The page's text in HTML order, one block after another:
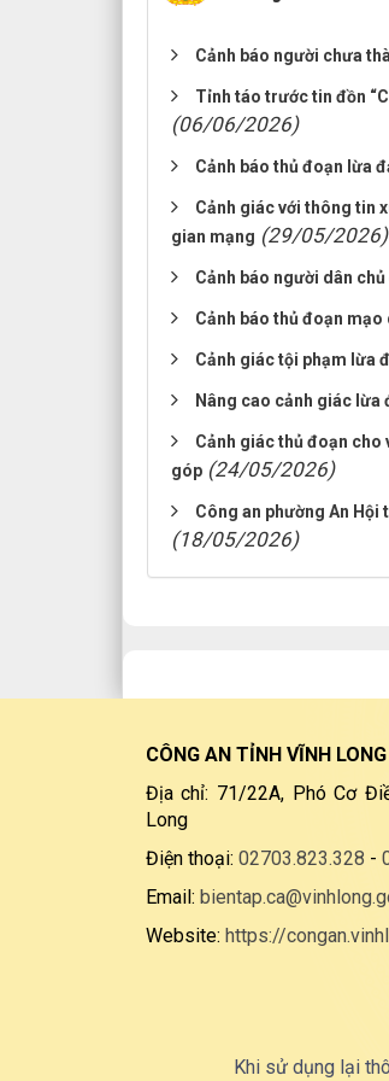
Cảnh báo người chưa
Tỉnh táo trước tin đồn
(06/06/2026)
Cảnh báo thủ đoạn lừa
Cảnh giác với thông tin
gian mạng (29/05/2026)
Cảnh báo người dân
Cảnh báo thủ đoạn
Cảnh giác tội phạm lừa
Nâng cao cảnh giác
Cảnh giác thủ đoạn
góp (24/05/2026)
Công an phường An
(18/05/2026)
CÔNG AN TỈNH VĨNH LONG
Địa chỉ: 71/22A, Phó Cơ
Long
Điện thoại: 02703.823.328 -
Email:
Website: https://
Khi sử dụng lại